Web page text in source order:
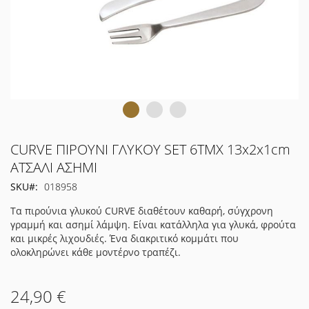
Μετάβαση
στην
αρχή
της
εικόνων
CURVE ΠΙΡΟΥΝΙ ΓΛΥΚΟΥ SET 6TMX 13x2x1cm
ΑΤΣΑΛΙ ΑΣΗΜΙ
SKU
018958
Τα πιρούνια γλυκού CURVE διαθέτουν καθαρή, σύγχρονη
γραμμή και ασημί λάμψη. Είναι κατάλληλα για γλυκά, φρούτα
και μικρές λιχουδιές. Ένα διακριτικό κομμάτι που
ολοκληρώνει κάθε μοντέρνο τραπέζι.
24,90 €